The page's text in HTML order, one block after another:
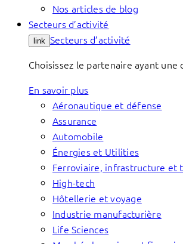
Nos articles de blog
Secteurs d’activité
link Secteurs d’activité
Choisissez le partenaire ayant
En savoir plus
Aéronautique et défense
Assurance
Automobile
Énergies et Utilities
Ferroviaire, infrastructure et
High-tech
Hôtellerie et voyage
Industrie manufacturière
Life Sciences